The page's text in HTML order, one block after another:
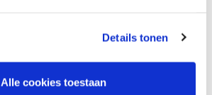
Details tonen
Alle cookies toestaan